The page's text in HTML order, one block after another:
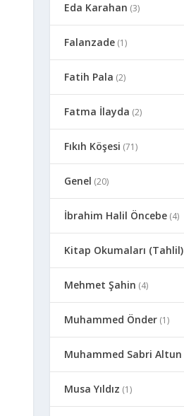
Eda Karahan (3)
Falanzade (1)
Fatih Pala (2)
Fatma İlayda (2)
Fıkıh Köşesi (71)
Genel (20)
İbrahim Halil Öncebe (4)
Kitap Okumaları (Tahlil)
Mehmet Şahin (4)
Muhammed Önder (1)
Muhammed Sabri Altun
Musa Yıldız (1)